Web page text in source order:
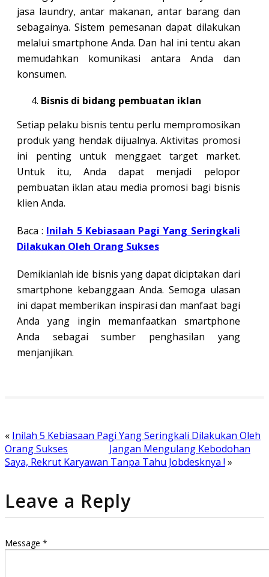
jasa laundry, antar makanan, antar barang dan
sebagainya. Sistem pemesanan dapat dilakukan
melalui smartphone Anda. Dan hal ini tentu akan
memudahkan komunikasi antara Anda dan
konsumen.
Bisnis di bidang pembuatan iklan
Setiap pelaku bisnis tentu perlu mempromosikan
produk yang hendak dijualnya. Aktivitas promosi
ini penting untuk menggaet target market.
Untuk itu, Anda dapat menjadi pelopor
pembuatan iklan atau media promosi bagi bisnis
klien Anda.
Baca : Inilah 5 Kebiasaan Pagi Yang Seringkali
Dilakukan Oleh Orang Sukses
Demikianlah ide bisnis yang dapat diciptakan dari
smartphone kebanggaan Anda. Semoga ulasan
ini dapat memberikan inspirasi dan manfaat bagi
Anda yang ingin memanfaatkan smartphone
Anda sebagai sumber penghasilan yang
menjanjikan.
« Inilah 5 Kebiasaan Pagi Yang Seringkali Dilakukan Oleh
Orang Sukses
Jangan Mengulang Kebodohan
Saya, Rekrut Karyawan Tanpa Tahu Jobdesknya ! »
Leave a Reply
Message *